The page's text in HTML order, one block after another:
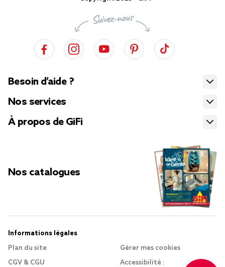
Besoin d’aide ?
Nos services
À propos de GiFi
Nos catalogues
Informations légales
Plan du site
CGV & CGU
Gérer mes cookies
Accessibilité :